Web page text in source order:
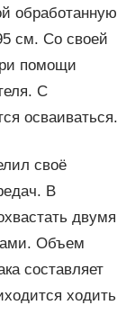
обработанную
см. Со своей
помощи
С
осваиваться.
своё
В
двумя
Объем
составляет
ходить